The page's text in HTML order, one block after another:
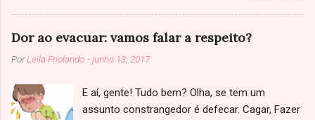
começou a descascar? Primeiramente, só
tratava de couro sintético, né? Se não tenho
uma triste notícia: você caiu numa cilada (Bino).
marcas de dobras, mas não descasca. E
também é bem mais simples de consertar,
Dor ao evacuar: vamos falar a respeito?
PorLeila Friolando -junho 13, 2017
E aí, gente! Tudo bem? Olha, se tem um
assunto constrangedor é defecar. Cagar, Fazer